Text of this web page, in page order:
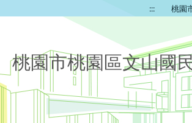
::: 桃園
桃園市桃園區文山國